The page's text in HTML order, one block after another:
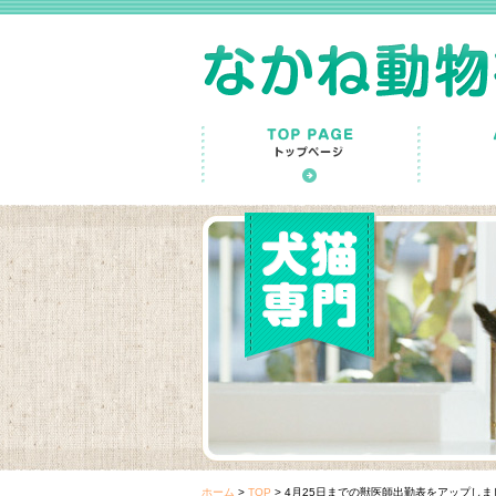
ホーム > TOP > 4月25日までの獣医師出勤表をアップしま